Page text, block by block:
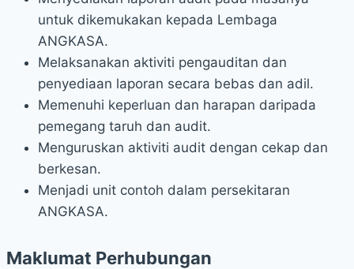
untuk dikemukakan kepada Lembaga
ANGKASA.
Melaksanakan aktiviti pengauditan dan
penyediaan laporan secara bebas dan adil.
Memenuhi keperluan dan harapan daripada
pemegang taruh dan audit.
Menguruskan aktiviti audit dengan cekap dan
berkesan.
Menjadi unit contoh dalam persekitaran
ANGKASA.
Maklumat Perhubungan